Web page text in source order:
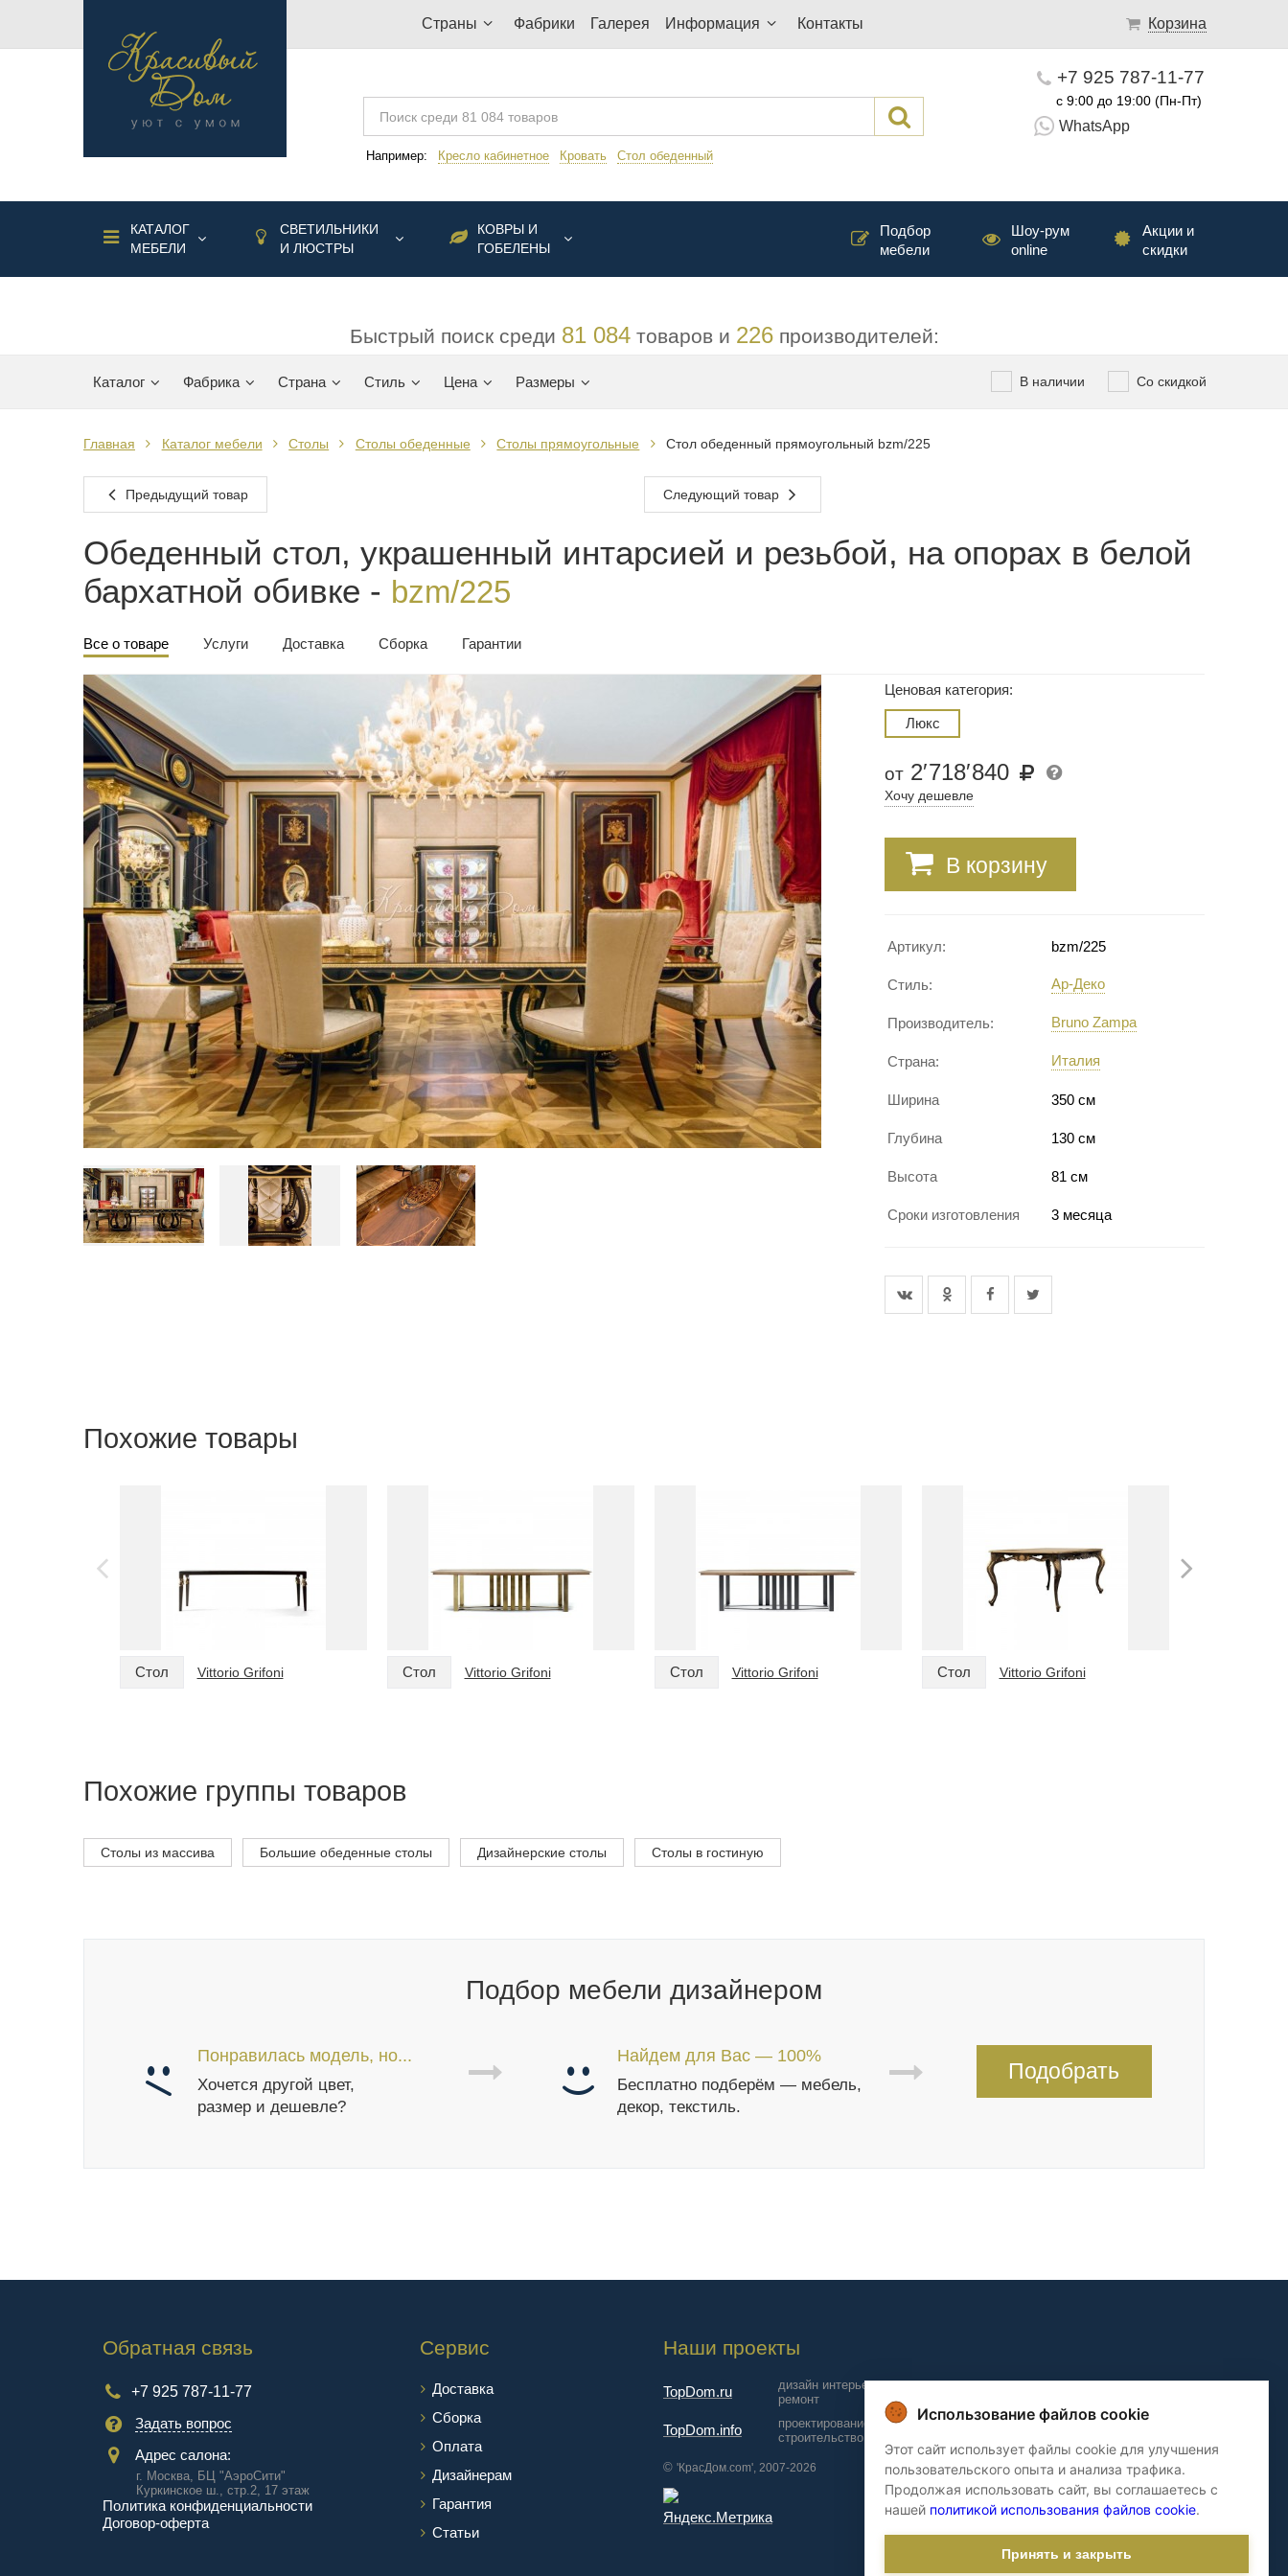
Страны Фабрики Галерея Информация Контакты Корзина
Например: Кресло кабинетное Кровать Стол обеденный
+7 925 787-11-77
с 9:00 до 19:00 (Пн-Пт)
WhatsApp
КАТАЛОГ
МЕБЕЛИ
СВЕТИЛЬНИКИ
И ЛЮСТРЫ
КОВРЫ И
ГОБЕЛЕНЫ
Акции и
скидки
Шоу-рум
online
Подбор
мебели
Быстрый поиск среди 81 084товаров и 226производителей:
Каталог Фабрика Страна Стиль Цена Размеры Со скидкой
В наличии
Главная Каталог мебели Столы Столы обеденные Столы прямоугольные Стол обеденный прямоугольный bzm/225
Предыдущий товар Следующий товар
Обеденный стол, украшенный интарсией и резьбой, на опорах в белой
бархатной обивке - bzm/225
Все о товаре Услуги Доставка Сборка Гарантии
Ценовая категория:
Люкс
от 2′718′840
Хочу дешевле
В корзину
Артикул: bzm/225
Стиль: Ар-Деко
Производитель: Bruno Zampa
Страна: Италия
Ширина 350 см
Глубина 130 см
Высота 81 см
Сроки изготовления 3 месяца
Похожие товары
Стол Vittorio Grifoni Стол Vittorio Grifoni Стол Vittorio Grifoni Стол Vittorio Grifoni
Похожие группы товаров
Столы из массива Большие обеденные столы Дизайнерские столы Столы в гостиную
Подбор мебели дизайнером
Понравилась модель, но...
Хочется другой цвет,
размер и дешевле?
Найдем для Вас — 100%
Бесплатно подберём — мебель,
декор, текстиль.
Подобрать
Обратная связь
+7 925 787-11-77
Задать вопрос
Адрес салона:
г. Москва, БЦ "АэроCити"
Куркинское ш., стр.2, 17 этаж
Политика конфиденциальности
Договор-оферта
Сервис
Доставка
Сборка
Оплата
Дизайнерам
Гарантия
Cтатьи
Наши проекты
TopDom.ru
дизайн интерьера и
ремонт
TopDom.info
проектирование и
строительство домов
© 'КрасДом.com', 2007-2026
Использование файлов cookie
Этот сайт использует файлы cookie для улучшения
пользовательского опыта и анализа трафика.
Продолжая использовать сайт, вы соглашаетесь с
нашей политикой использования файлов cookie.
Принять и закрыть